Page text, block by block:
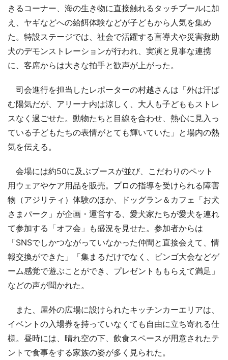
きるコーナー、海の生き物に直接触れるタッチプールに加
え、ヤギなどへの給餌体験などが子どもから人気を集め
た。特設ステージでは、社会で活躍する盲導犬や災害救助
犬のデモンストレーションが行われ、実演と見事な連携
に、客席からは大きな拍手と歓声が上がった。
司会進行を担当したレポーターの村越さんは「外は汗ば
む陽気だが、アリーナ内は涼しく、大人も子どももストレ
スなく過ごせた。動物たちと目線を合わせ、熱心に見入っ
ている子どもたちの表情がとても輝いていた」と場内の熱
気を伝える。
会場には約50に及ぶブースが並び、こだわりのペット
用ウェアやケア用品を販売。プロの指導を受けられる障害
物（アジリティ）体験のほか、ドッグラン＆カフェ「お犬
さまパーク」が企画・運営する、愛犬家たちが愛犬を連れ
て参加する「オフ会」も盛況を見せた。参加者からは
「SNSでしかつながっていなかった仲間と直接会えて、情
報交換ができた」「集まるだけでなく、ビンゴ大会などゲ
ーム感覚で遊ぶことができ、プレゼントももらえて満足」
などの声が聞かれた。
また、屋外の広場に設けられたキッチンカーエリアは、
イベントの入場券を持っていなくても自由に立ち寄れる仕
様。昼時には、晴れ空の下、飲食スペースが用意されたテ
ントで食事をする家族の姿が多く見られた。